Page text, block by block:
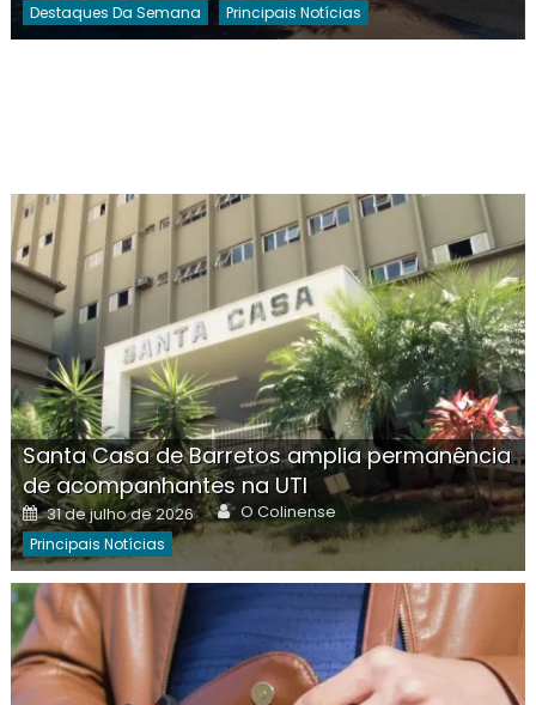
Destaques Da Semana Principais Notícias
Santa Casa de Barretos amplia permanência
de acompanhantes na UTI
Posted
on
31 de julho de 2026 Author
O Colinense
Principais Notícias